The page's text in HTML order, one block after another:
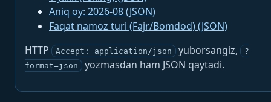
Aniq oy: 2026-08 (JSON)
Faqat namoz turi (Fajr/Bomdod) (JSON)
HTTP
Accept: application/json yuborsangiz,
?
format=json
yozmasdan ham JSON qaytadi.